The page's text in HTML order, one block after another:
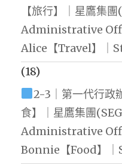
【旅行】｜星鷹集
Administrative
Alice【Travel】｜
(18)
2-3｜第一代行政
食】｜星鷹集團
Administrative
Bonnie【Food】